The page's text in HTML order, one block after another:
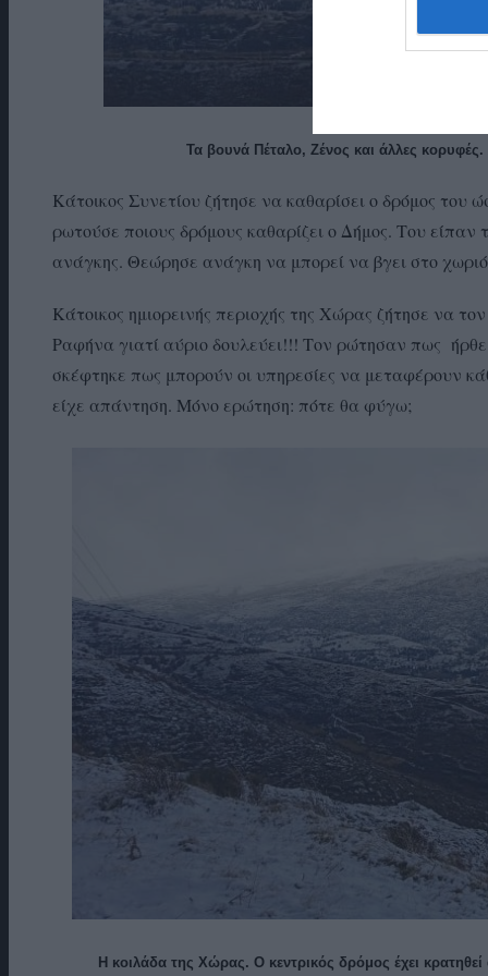
Τα βουνά Πέταλο, Ζένος και άλλες
Κάτοικος Συνετίου ζήτησε να καθαρίσει ο δρόμος του
ρωτούσε ποιους δρόμους καθαρίζει ο Δήμος. Του
ανάγκης. Θεώρησε ανάγκη να μπορεί να βγει στο
Κάτοικος ημιορεινής περιοχής της Χώρας ζήτησε να
Ραφήνα γιατί αύριο δουλεύει!!! Τον ρώτησαν πως
σκέφτηκε πως μπορούν οι υπηρεσίες να μεταφέρουν
είχε απάντηση. Μόνο ερώτηση: πότε θα φύγω;
Η κοιλάδα της Χώρας. Ο κεντρικός δρόμος έχει